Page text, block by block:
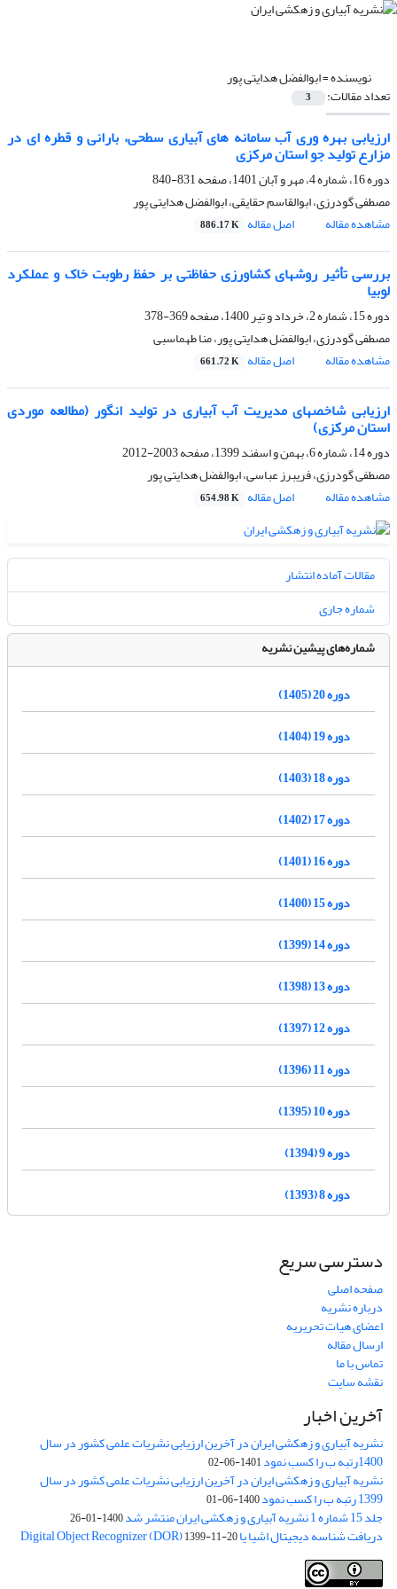
نویسنده =ابوالفضل هدایتی پور
تعداد مقالات: 3
ارزیابی بهره ‏وری آب سامانه ‏های آبیاری سطحی، بارانی و قطره‏ ای در
مزارع تولید جو استان مرکزی
دوره 16، شماره 4، مهر و آبان 1401، صفحه
831-840
مصطفی گودرزی، ابوالقاسم حقایقی، ابوالفضل هدایتی پور
مشاهده مقاله
اصل مقاله 886.17 K
بررسی تأثیر روش‏های کشاورزی حفاظتی بر حفظ رطوبت خاک و عملکرد
لوبیا
دوره 15، شماره 2، خرداد و تیر 1400، صفحه
369-378
مصطفی گودرزی، ابوالفضل هدایتی پور، منا طهماسبی
مشاهده مقاله
اصل مقاله 661.72 K
ارزیابی شاخص‏های مدیریت آب آبیاری در تولید انگور (مطالعه موردی
استان مرکزی)
دوره 14، شماره 6، بهمن و اسفند 1399، صفحه
2003-2012
مصطفی گودرزی، فریبرز عباسی، ابوالفضل هدایتی پور
مشاهده مقاله
اصل مقاله 654.98 K
مقالات آماده انتشار
شماره جاری
شماره‌های پیشین نشریه
دوره 20 (1405)
دوره 19 (1404)
دوره 18 (1403)
دوره 17 (1402)
دوره 16 (1401)
دوره 15 (1400)
دوره 14 (1399)
دوره 13 (1398)
دوره 12 (1397)
دوره 11 (1396)
دوره 10 (1395)
دوره 9 (1394)
دوره 8 (1393)
دسترسی سریع
صفحه اصلی
درباره نشریه
اعضای هیات تحریریه
ارسال مقاله
تماس با ما
نقشه سایت
آخرین اخبار
نشریه آبیاری و زهکشی ایران در آخرین ارزیابی نشریات علمی کشور در سال
1400رتبه ب را کسب نمود 1401-06-02
نشریه آبیاری و زهکشی ایران در آخرین ارزیابی نشریات علمی کشور در سال
1399 رتبه ب را کسب نمود 1400-06-01
جلد 15 شماره 1 نشریه آبیاری و زهکشی ایران منتشر شد 1400-01-26
دریافت شناسه دیجیتال اشیا یا Digital Object Recognizer (DOR)1399-11-20